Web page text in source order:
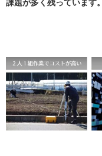
課題が多く残っています。